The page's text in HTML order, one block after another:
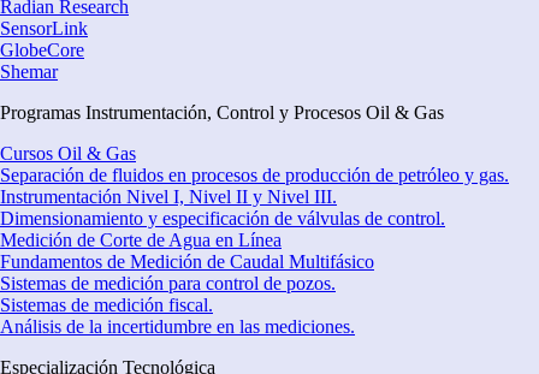
Radian Research
SensorLink
GlobeCore
Shemar
Programas Instrumentación, Control y Procesos Oil & Gas
Cursos Oil & Gas
Separación de fluidos en procesos de producción de petróleo y gas.
Instrumentación Nivel I, Nivel II y Nivel III.
Dimensionamiento y especificación de válvulas de control.
Medición de Corte de Agua en Línea
Fundamentos de Medición de Caudal Multifásico
Sistemas de medición para control de pozos.
Sistemas de medición fiscal.
Análisis de la incertidumbre en las mediciones.
Especialización Tecnológica